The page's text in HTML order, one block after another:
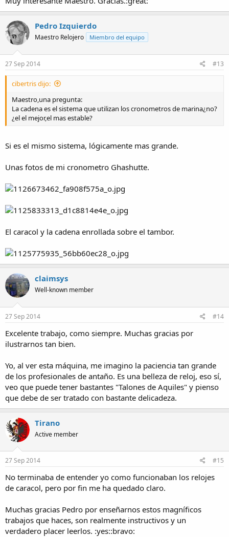
Pedro Izquierdo
Maestro Relojero Miembro del equipo
27 Sep 2014 #13
cibertris dijo:
Maestro,una pregunta:
La cadena es el sistema que utilizan los cronometros de marina¿no?
¿el el mejor,el mas estable?
Si es el mismo sistema, lógicamente mas grande.
Unas fotos de mi cronometro Ghashutte.
El caracol y la cadena enrollada sobre el tambor.
claimsys
Well-known member
27 Sep 2014 #14
Excelente trabajo, como siempre. Muchas gracias por
ilustrarnos tan bien.
Yo, al ver esta máquina, me imagino la paciencia tan grande
de los profesionales de antaño. Es una belleza de reloj, eso sí,
veo que puede tener bastantes "Talones de Aquiles" y pienso
que debe de ser tratado con bastante delicadeza.
Tirano
Active member
27 Sep 2014 #15
No terminaba de entender yo como funcionaban los relojes
de caracol, pero por fin me ha quedado claro.
Muchas gracias Pedro por enseñarnos estos magníficos
trabajos que haces, son realmente instructivos y un
verdadero placer leerlos. :yes::bravo: